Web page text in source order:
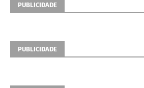
PUBLICIDADE
PUBLICIDADE